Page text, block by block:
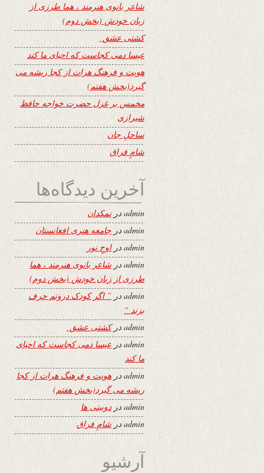
شاعر بانوی هنرمند ، هما طرزی از
زبان خودش (بخش دوم)
کشتی عشق
عیسا دمی کجاست که احیای ما کند
هویت و فرهنگ هرات از کجا ریشه می
گیرد(بخش هفتم)
مخمس بر غزل حضرت خواجه حافظ
شیرازی
ساحلِ جان
شامِ فراق
آخرین دیدگاه‌ها
adminدرنمکدان
adminدر جامعه هنری افغانستان
adminدراوجِ نور
adminدر شاعر بانوی هنرمند ، هما
طرزی از زبان خودش (بخش دوم)
adminدر ” اگر کودک درونم حرف
بزند “
adminدرکشتی عشق
adminدر عیسا دمی کجاست که احیای
ما کند
adminدر هویت و فرهنگ هرات از کجا
ریشه می گیرد(بخش هفتم)
adminدردوبیتی ها
admin در شامِ فراق
آرشیو